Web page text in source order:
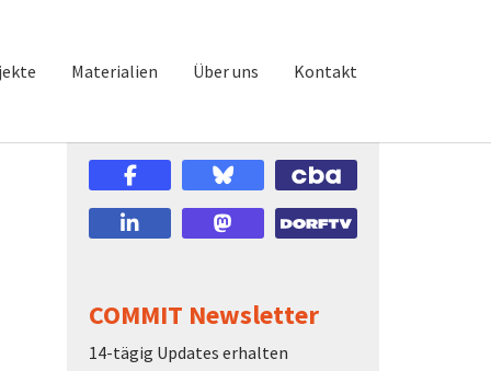
Materialien Über uns Kontakt
COMMIT Newsletter
14-tägig Updates erhalten